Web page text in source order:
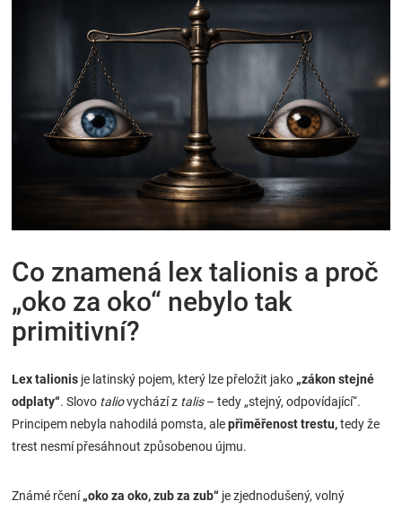
Přihlášení
Co znamená lex talionis a proč
„oko za oko“ nebylo tak
primitivní?
Lex talionis je latinský pojem, který lze přeložit jako „zákon stejné
odplaty“. Slovo taliovychází z talis– tedy „stejný, odpovídající“.
Principem nebyla nahodilá pomsta, alepřiměřenost trestu,tedy že
trest nesmí přesáhnout způsobenou újmu.
Známé rčení„oko za oko, zub za zub“ je zjednodušený, volný